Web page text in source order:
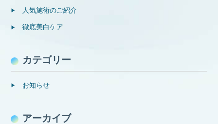
人気施術のご紹介
徹底美白ケア
カテゴリー
お知らせ
アーカイブ